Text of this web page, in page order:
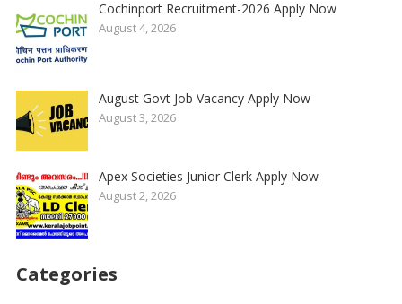
Cochinport Recruitment-2026 Apply Now
August 4, 2026
August Govt Job Vacancy Apply Now
August 3, 2026
Apex Societies Junior Clerk Apply Now
August 2, 2026
Categories